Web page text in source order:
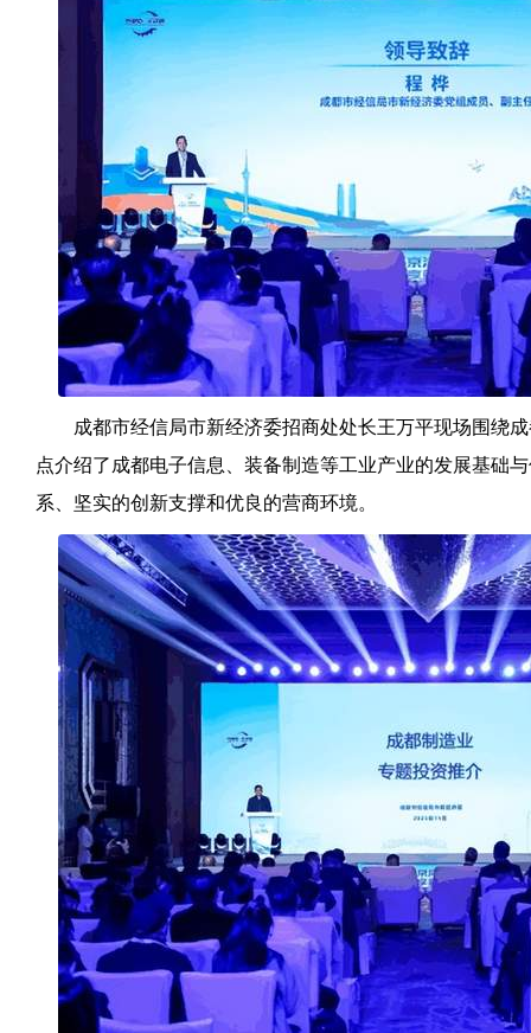
成都市经信局市新经济委招商处处长王万平现场围绕
点介绍了成都电子信息、装备制造等工业产业的发展基础
系、坚实的创新支撑和优良的营商环境。